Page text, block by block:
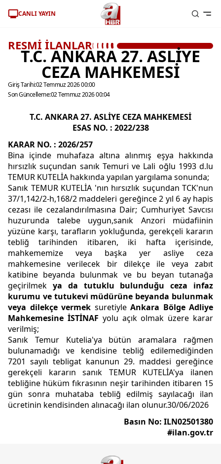
CANLI YAYIN
RESMİ İLANLAR
T.C. ANKARA 27. ASLİYE
CEZA MAHKEMESİ
Giriş Tarihi:02 Temmuz 2026 00:00
Son Güncelleme:02 Temmuz 2026 00:04
T.C. ANKARA 27. ASLİYE CEZA MAHKEMESİ
ESAS NO. : 2022/238
KARAR NO. : 2026/257
Bina içinde muhafaza altına alınmış eşya hakkında
hırsızlık suçundan sanık Temuri ve Lali oğlu 1993 d.lu
TEMUR KUTELİA hakkında yapılan yargılama sonunda;
Sanık TEMUR KUTELİA 'nın hırsızlık suçundan TCK'nun
37/1,142/2-h,168/2 maddeleri gereğince 2 yıl 6 ay hapis
cezası ile cezalandırılmasına Dair; Cumhuriyet Savcısı
huzurunda talebe uygun,sanık Anzori müdafiinin
yüzüne karşı, tarafların yokluğunda, gerekçeli kararın
tebliğ tarihinden itibaren, iki hafta içerisinde,
mahkememize veya başka yer asliye ceza
mahkemesine verilecek bir dilekçe ile veya zabıt
katibine beyanda bulunmak ve bu beyan tutanağa
geçirilmek ya da tutuklu bulunduğu ceza infaz
kurumu ve tutukevi müdürüne beyanda bulunmak
veya dilekçe vermek suretiyle Ankara Bölge Adliye
Mahkemesine İSTİNAF yolu açık olmak üzere karar
verilmiş;
Sanık Temur Kutelia'ya bütün aramalara rağmen
bulunamadığı ve kendisine tebliğ edilemediğinden
7201 sayılı tebligat kanunun 29. maddesi gereğince
gerekçeli kararın sanık TEMUR KUTELİA'ya ilanen
tebliğine hüküm fıkrasının neşir tarihinden itibaren 15
gün sonra muhataba tebliğ edilmiş sayılacağı ilan
ücretinin kendisinden alınacağı ilan olunur.30/06/2026
Basın No: ILN02501380
#ilan.gov.tr